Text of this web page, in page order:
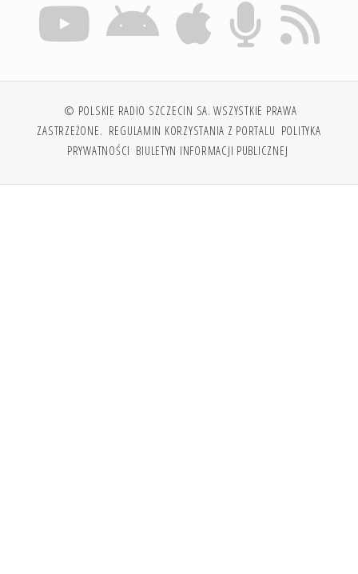
© POLSKIE RADIO SZCZECIN SA. WSZYSTKIE PRAWA
ZASTRZEŻONE. REGULAMIN KORZYSTANIA Z PORTALU POLITYKA
PRYWATNOŚCI BIULETYN INFORMACJI PUBLICZNEJ